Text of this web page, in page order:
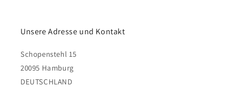
Unsere Adresse und Kontakt
Schopenstehl 15
20095 Hamburg
DEUTSCHLAND